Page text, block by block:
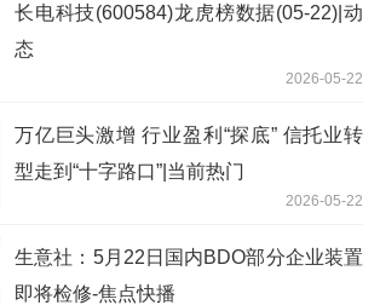
长电科技(600584)龙虎榜数据(05-22)|动
态
2026-05-22
万亿巨头激增 行业盈利“探底” 信托业转
型走到“十字路口”|当前热门
2026-05-22
生意社：5月22日国内BDO部分企业装置
即将检修-焦点快播